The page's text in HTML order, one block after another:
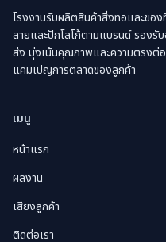
โรงงานรับผลิตสินค้าสิ่งทอและขอ
ลายและปักโลโก้ตามแบรนด์ รอง
ส่ง มุ่งเน้นคุณภาพและความตรงต่
แคมเปญการตลาดของลูกค้า
เมนู
หน้าแรก
ผลงาน
เสียงลูกค้า
ติดต่อเรา